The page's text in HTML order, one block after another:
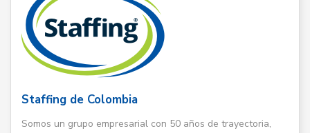
Staffing de Colombia
Somos un grupo empresarial con 50 años de trayectoria,